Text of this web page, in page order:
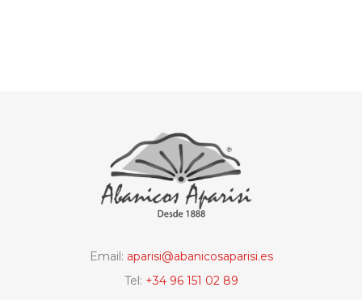
Email: aparisi@abanicosaparisi.es
Tel: +34 96 151 02 89